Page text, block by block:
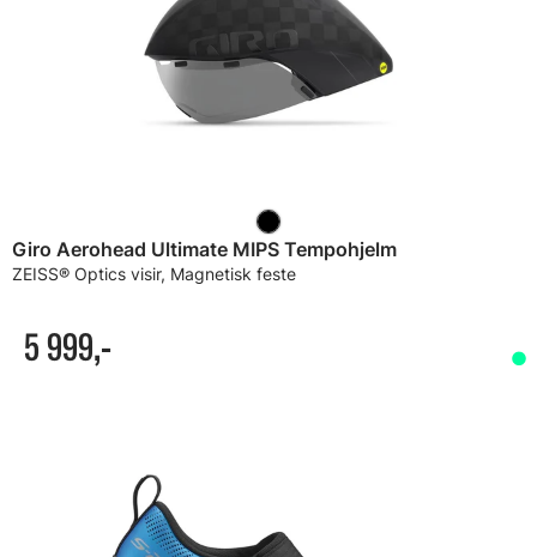
Giro Aerohead Ultimate MIPS Tempohjelm
ZEISS® Optics visir, Magnetisk feste
5 999,-